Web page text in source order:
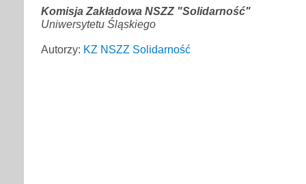
Komisja Zakładowa NSZZ "Solidarność"
Uniwersytetu Śląskiego
Autorzy: KZ NSZZ Solidarność